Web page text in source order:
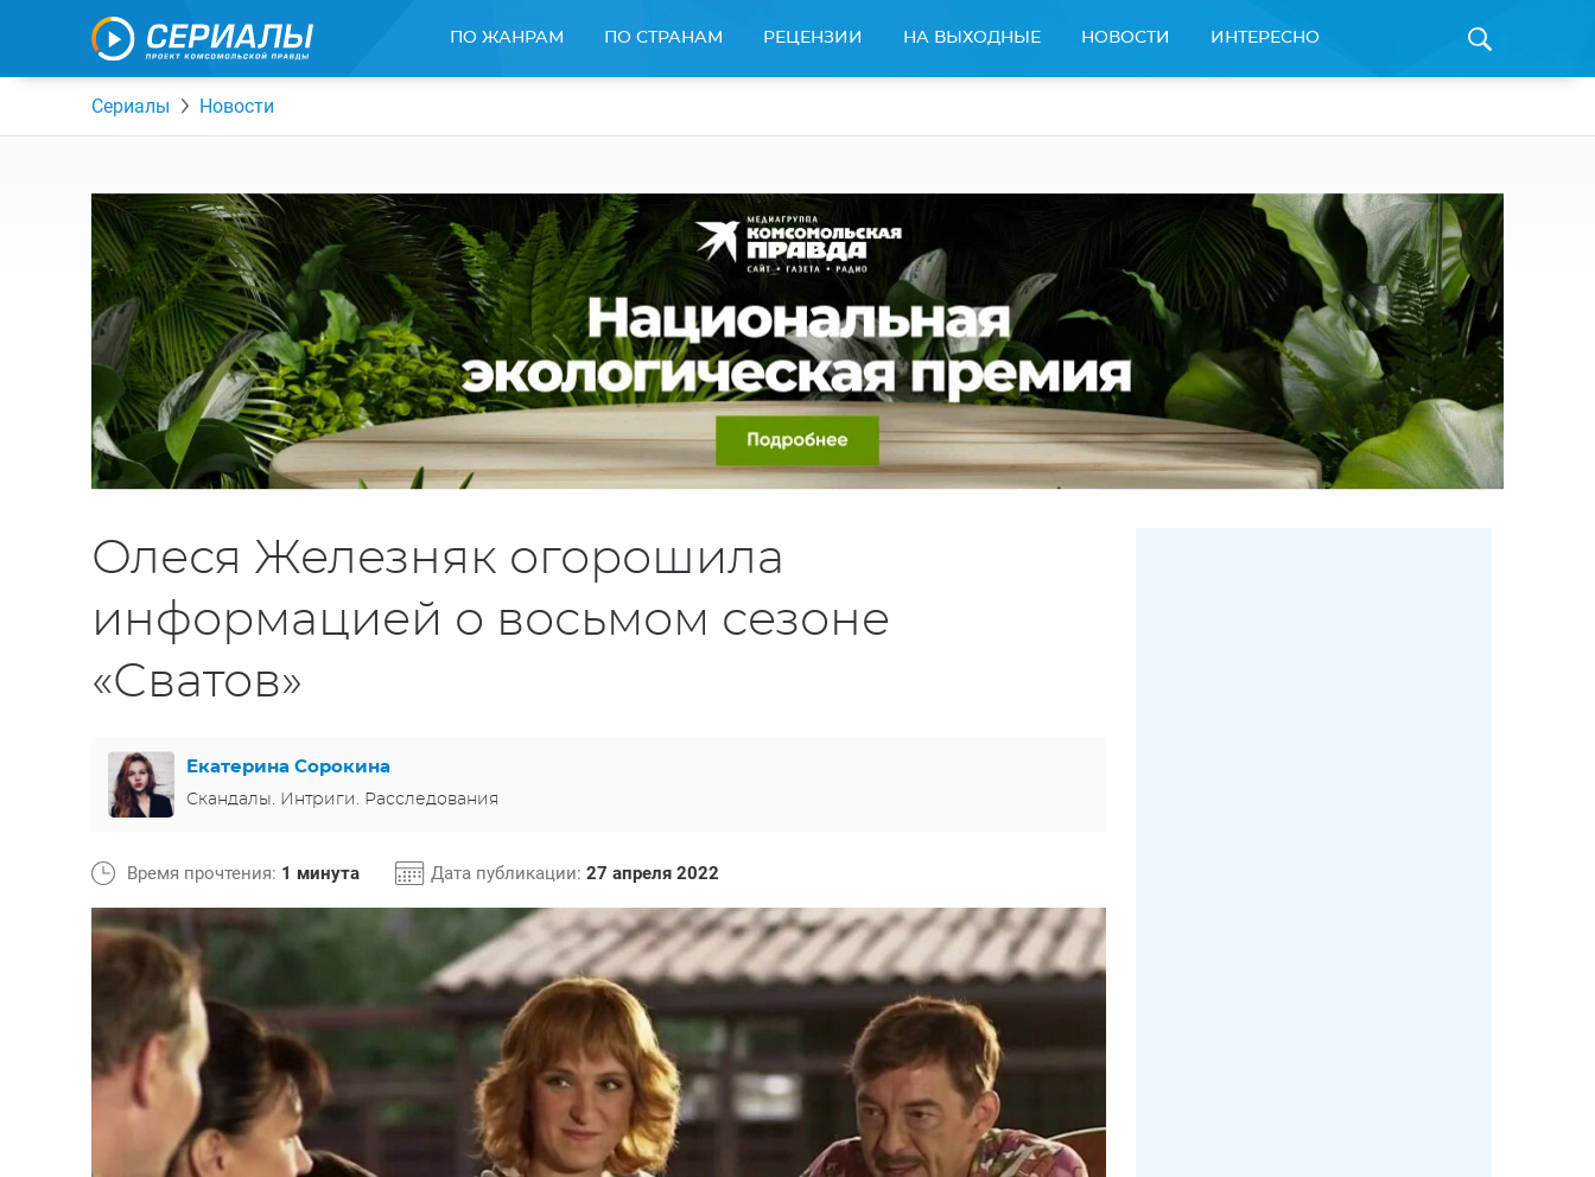
ПО ЖАНРАМ ПО СТРАНАМ РЕЦЕНЗИИ НА ВЫХОДНЫЕ НОВОСТИ ИНТЕРЕСНО
Сериалы Новости
Олеся Железняк огорошила
информацией о восьмом сезоне
«Сватов»
Екатерина Сорокина
Скандалы. Интриги. Расследования
Время прочтения: 1 минута Дата публикации: 27 апреля 2022